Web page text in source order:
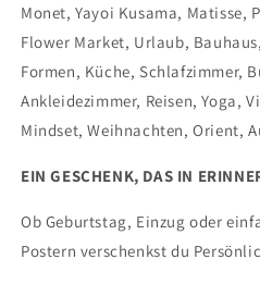
Monet, Yayoi Kusama, Matisse,
Flower Market, Urlaub,
Formen, Küche, Schlafzimmer,
Ankleidezimmer, Reisen, Yoga,
Mindset, Weihnachten, Orient,
EIN GESCHENK, DAS IN
Ob Geburtstag, Einzug oder
Postern verschenkst du